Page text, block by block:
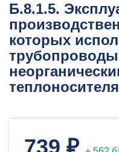
Б.8.1.5.
которых
трубопроводы